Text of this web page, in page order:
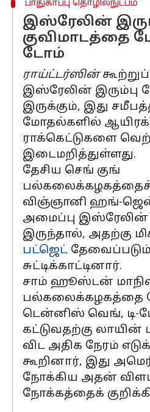
பாதுகாப்பு தொழில்நுட்பம்
இஸ்ரேலின்
குவிமாடத்தை
டோம்
ராய்ட்டர்ஸின்
இஸ்ரேலின்
இருக்கும், இது
மோதல்களில்
ராக்கெட்டுகளை
இடைமறித்துள்ளது.
தேசிய செங் குங்
பல்கலைக்கழகத்தைச்
விஞ்ஞானி ஹங்-
அமைப்பு இஸ்ரேலின்
இருந்தால், அதற்கு
பட்ஜெட்
சுட்டிக்காட்டினார்.
சாம் ஹூஸ்டன்
பல்கலைக்கழகத்தை
டென்னிஸ் வெங், டி-
கட்டுவதற்கு
விட அதிக நேரம்
கூறினார், இது
நோக்கிய அதன்
நோக்கத்தைக்